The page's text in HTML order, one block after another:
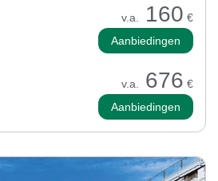
v.a. 160 €
Aanbiedingen
v.a. 676 €
Aanbiedingen